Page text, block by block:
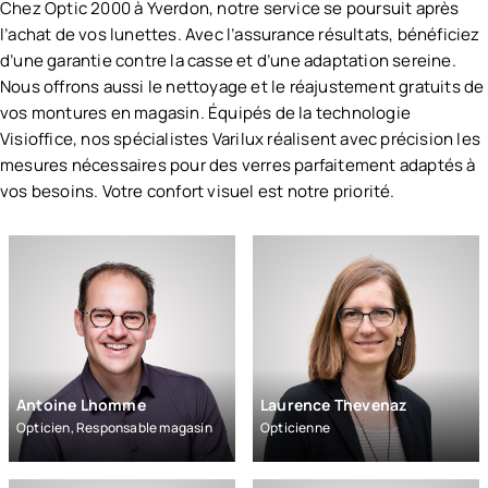
Lentilles de nuit
Lunettes de sport adaptées à la vue
Spécialiste Varilux
Spécialiste progressifs
Spécialiste AVA (verres au centième)
VOIR TOUS LES SERVICES OPTIC 2000
Jaguar
Jaw
Limless
Maison Léo
Marc’o Polo
Medley
Menrad
Polaroid
Polaroid Kids
Silhouette
Titan Flex
Whaoo
Andy Wolf
Caroline Abram
Chantal Thomass
Charriol
Chez Optic 2000 à Yverdon, notre service se poursuit après
l’achat de vos lunettes. Avec l’assurance résultats, bénéficiez
d’une garantie contre la casse et d’une adaptation sereine.
Nous offrons aussi le nettoyage et le réajustement gratuits de
vos montures en magasin. Équipés de la technologie
Visioffice, nos spécialistes Varilux réalisent avec précision les
mesures nécessaires pour des verres parfaitement adaptés à
vos besoins. Votre confort visuel est notre priorité.
Antoine Lhomme
Opticien, Responsable magasin
Laurence Thevenaz
Opticienne